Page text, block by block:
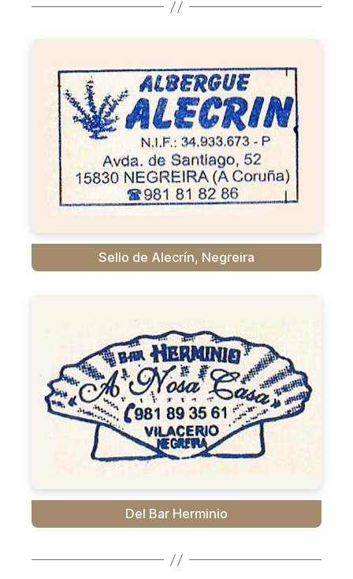
Sello de Alecrín, Negreira
Del Bar Herminio